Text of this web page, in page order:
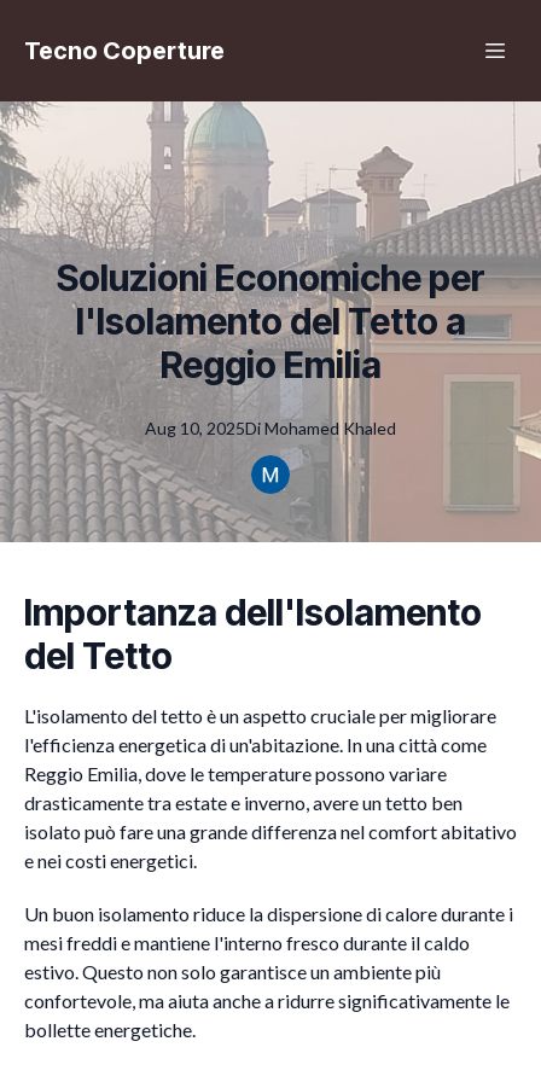
Tecno Coperture
Soluzioni Economiche per
l'Isolamento del Tetto a
Reggio Emilia
Aug 10, 2025DiMohamed Khaled
Importanza dell'Isolamento
del Tetto
L'isolamento del tetto è un aspetto cruciale per migliorare
l'efficienza energetica di un'abitazione. In una città come
Reggio Emilia, dove le temperature possono variare
drasticamente tra estate e inverno, avere un tetto ben
isolato può fare una grande differenza nel comfort abitativo
e nei costi energetici.
Un buon isolamento riduce la dispersione di calore durante i
mesi freddi e mantiene l'interno fresco durante il caldo
estivo. Questo non solo garantisce un ambiente più
confortevole, ma aiuta anche a ridurre significativamente le
bollette energetiche.